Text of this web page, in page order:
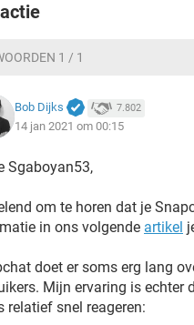
1 / 1
Bob Dijks 7.802
14 jan 2021 om 00:15
Sgaboyan53,
om te horen dat je
in ons volgende artikel
doet er soms erg lang
Mijn ervaring is echter
relatief snel reageren: